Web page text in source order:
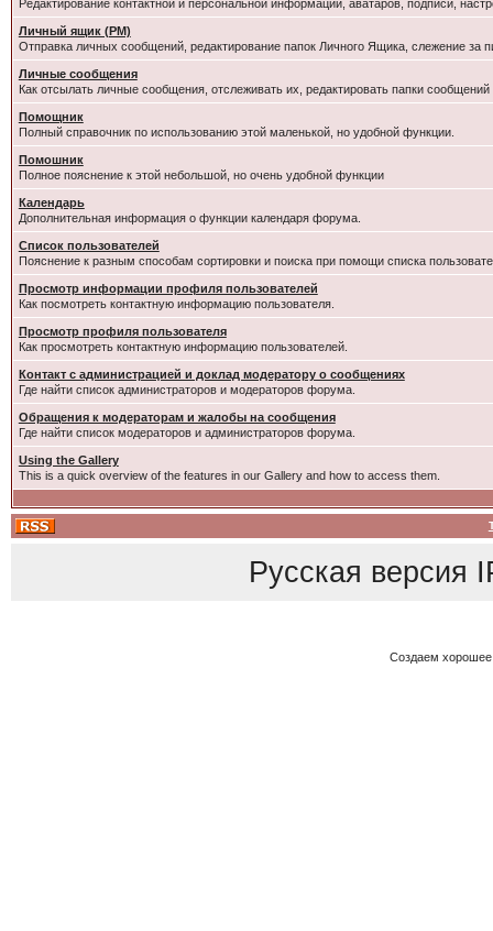
Редактирование контактной и персональной информации, аватаров, подписи,
Личный ящик (PM)
Отправка личных сообщений, редактирование папок Личного Ящика, слежение за
Личные сообщения
Как отсылать личные сообщения, отслеживать их, редактировать папки
Помощник
Полный справочник по использованию этой маленькой, но удобной функции.
Помошник
Полное пояснение к этой небольшой, но очень удобной функции
Календарь
Дополнительная информация о функции календаря форума.
Список пользователей
Пояснение к разным способам сортировки и поиска при помощи списка
Просмотр информации профиля пользователей
Как посмотреть контактную информацию пользователя.
Просмотр профиля пользователя
Как просмотреть контактную информацию пользователей.
Контакт с администрацией и доклад модератору о сообщениях
Где найти список администраторов и модераторов форума.
Обращения к модераторам и жалобы на сообщения
Где найти список модераторов и администраторов форума.
Using the Gallery
This is a quick overview of the features in our Gallery and how to access them.
Русская версия
Создаем